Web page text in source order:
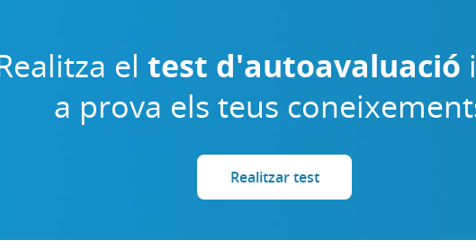
el test d'autoavaluació
a prova els teus
Realitzar test